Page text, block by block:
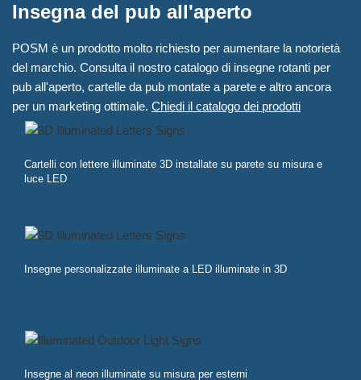
Insegna del pub all'aperto
POSM è un prodotto molto richiesto per aumentare la notorietà
del marchio. Consulta il nostro catalogo di insegne rotanti per
pub all'aperto, cartelle da pub montate a parete e altro ancora
per un marketing ottimale. Chiedi il catalogo dei prodotti
Cartelli con lettere illuminate 3D installate su parete su misura e
luce LED
Insegne personalizzate illuminate a LED illuminate in 3D
Insegne al neon illuminate su misura per esterni